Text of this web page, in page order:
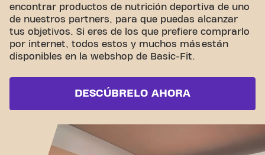
encontrar productos de nutrición deportiva de uno
de nuestros partners, para que puedas alcanzar
tus objetivos. Si eres de los que prefiere comprarlo
por internet, todos estos y muchos más están
disponibles en la webshop de Basic-Fit.
DESCÚBRELO AHORA